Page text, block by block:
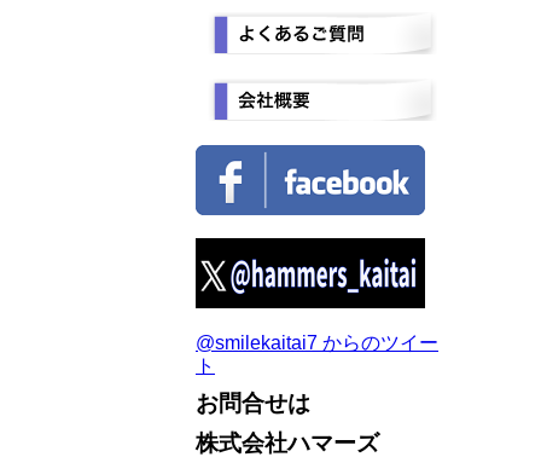
@smilekaitai7 からのツイー
ト
お問合せは
株式会社ハマーズ